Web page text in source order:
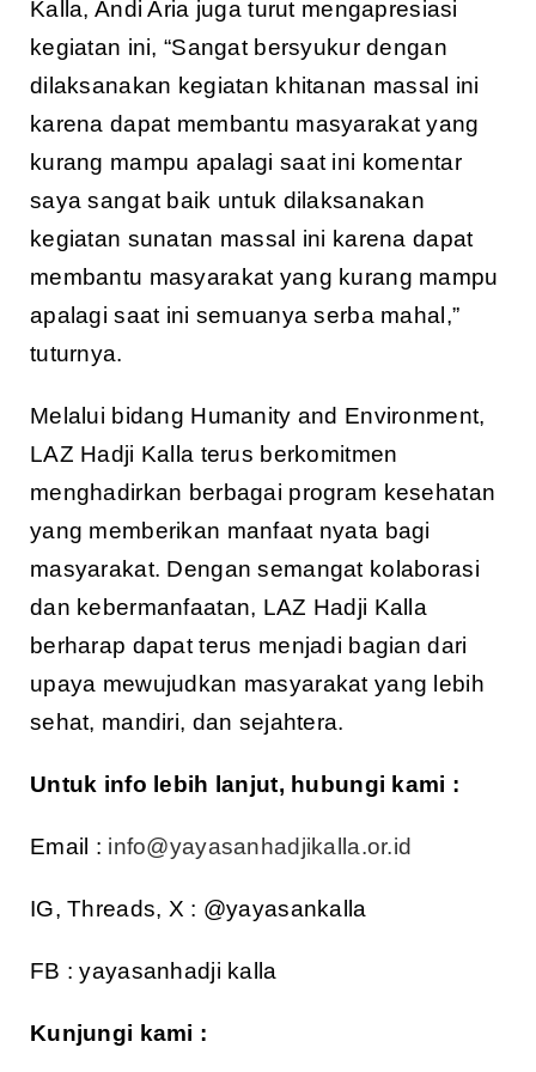
Kalla, Andi Aria juga turut mengapresiasi
kegiatan ini, “Sangat bersyukur dengan
dilaksanakan kegiatan khitanan massal ini
karena dapat membantu masyarakat yang
kurang mampu apalagi saat ini komentar
saya sangat baik untuk dilaksanakan
kegiatan sunatan massal ini karena dapat
membantu masyarakat yang kurang mampu
apalagi saat ini semuanya serba mahal,”
tuturnya.
Melalui bidang Humanity and Environment,
LAZ Hadji Kalla terus berkomitmen
menghadirkan berbagai program kesehatan
yang memberikan manfaat nyata bagi
masyarakat. Dengan semangat kolaborasi
dan kebermanfaatan, LAZ Hadji Kalla
berharap dapat terus menjadi bagian dari
upaya mewujudkan masyarakat yang lebih
sehat, mandiri, dan sejahtera.
Untuk info lebih lanjut, hubungi kami :
Email : info@yayasanhadjikalla.or.id
IG, Threads, X : @yayasankalla
FB : yayasanhadji kalla
Kunjungi kami :